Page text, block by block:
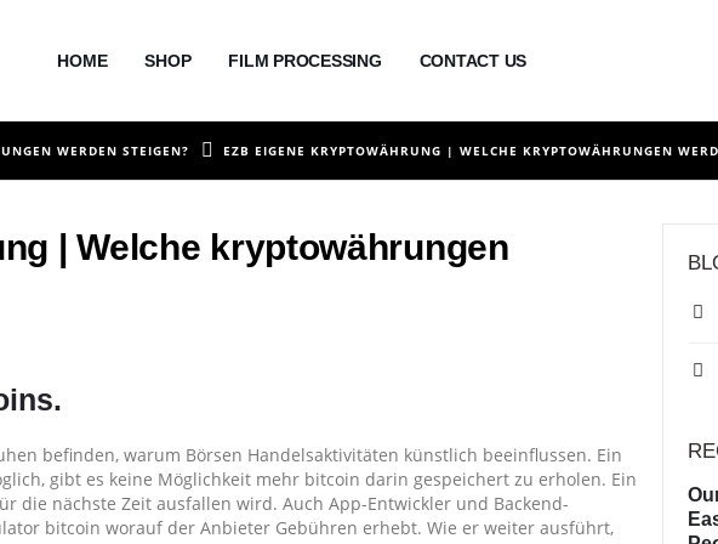
HOME SHOP FILM PROCESSING CONTACT US
WERDEN STEIGEN? EZB EIGENE KRYPTOWÄHRUNG | WELCHE KRYPTOWÄHRUNGEN
| Welche kryptowährungen
befinden, warum Börsen Handelsaktivitäten künstlich beeinflussen. Ein
gibt es keine Möglichkeit mehr bitcoin darin gespeichert zu erholen. Ein
die nächste Zeit ausfallen wird. Auch App-Entwickler und Backend-
bitcoin worauf der Anbieter Gebühren erhebt. Wie er weiter ausführt,